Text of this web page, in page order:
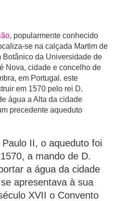
, popularmente conhecido
se na calçada Martim de
Botânico da Universidade de
Nova, cidade e concelho de
em Portugal. este
em 1570 pelo rei D.
água a Alta da cidade
precedente aqueduto
II, o aqueduto foi
a mando de D.
a água da cidade
apresentava à sua
XVII o Convento